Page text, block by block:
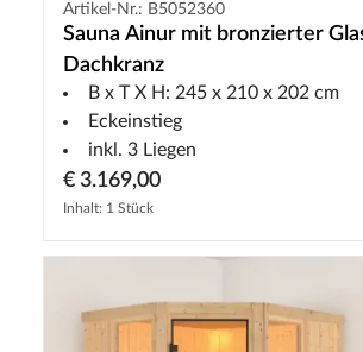
Artikel-Nr.: B5052360
Sauna Ainur mit bronzierter
Dachkranz
B x T X H: 245 x 210 x 202 cm
Eckeinstieg
inkl. 3 Liegen
€ 3.169,00
Inhalt: 1 Stück